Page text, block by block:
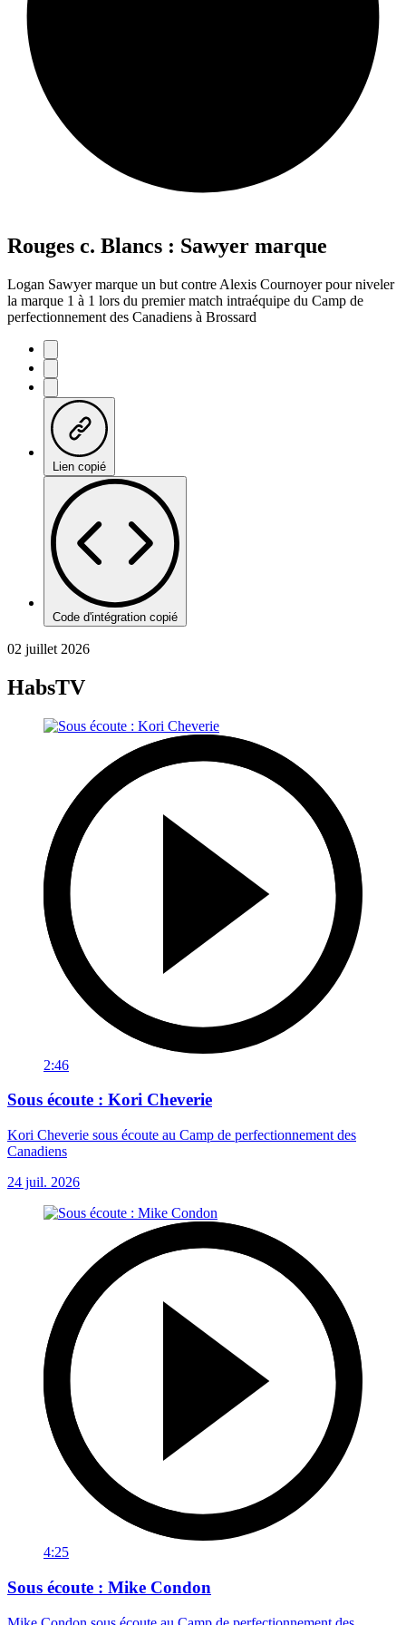
Rouges c. Blancs : Sawyer marque
Logan Sawyer marque un but contre Alexis Cournoyer pour niveler
la marque 1 à 1 lors du premier match intraéquipe du Camp de
perfectionnement des Canadiens à Brossard
Lien copié
Code d'intégration copié
02 juillet 2026
HabsTV
2:46
Sous écoute : Kori Cheverie
Kori Cheverie sous écoute au Camp de perfectionnement des
Canadiens
24 juil. 2026
4:25
Sous écoute : Mike Condon